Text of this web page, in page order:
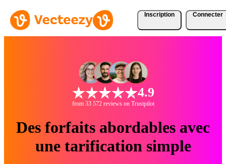
Inscription Connecter
4.9
from 33 572 reviews on Trustpilot
Des forfaits abordables avec
une tarification simple